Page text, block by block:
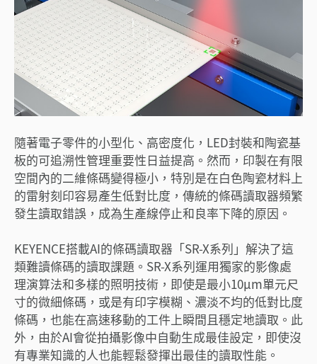
隨著電子零件的小型化、高密度化，LED封裝和陶瓷基
板的可追溯性管理重要性日益提高。然而，印製在有限
空間內的二維條碼變得極小，特別是在白色陶瓷材料上
的雷射刻印容易產生低對比度，傳統的條碼讀取器頻繁
發生讀取錯誤，成為生產線停止和良率下降的原因。
KEYENCE搭載AI的條碼讀取器「SR-X系列」解決了這
類難讀條碼的讀取課題。SR-X系列運用獨家的影像處
理演算法和多樣的照明技術，即使是最小10μm單元尺
寸的微細條碼，或是有印字模糊、濃淡不均的低對比度
條碼，也能在高速移動的工件上瞬間且穩定地讀取。此
外，由於AI會從拍攝影像中自動生成最佳設定，即使沒
有專業知識的人也能輕鬆發揮出最佳的讀取性能。